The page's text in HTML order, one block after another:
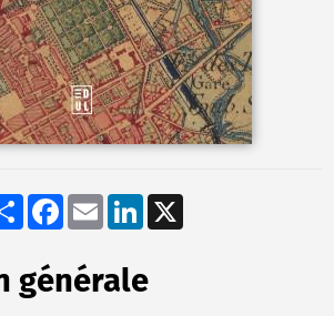
Share Facebook
Email LinkedIn
générale